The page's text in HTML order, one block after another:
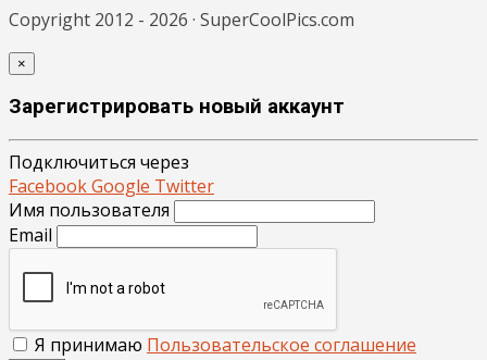
Copyright 2012 - 2026 · SuperCoolPics.com
×
Зарегистрировать новый аккаунт
Подключиться через
FacebookGoogle Twitter
Имя пользователя
Email
Я принимаю Пользовательское соглашение